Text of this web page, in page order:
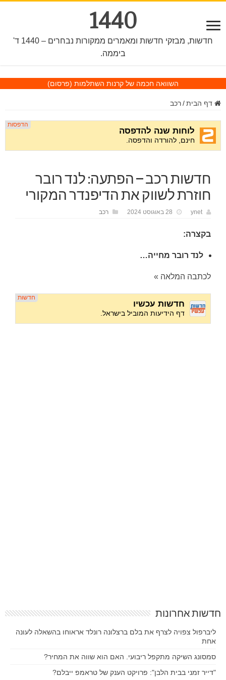
1440
חדשות, מבזקי חדשות ומאמרים ממקורות נבחרים – 1440 ד'
ביממה.
השוואה חכמה של קרנות השתלמות (פרסום)
דף הבית / רכב
חדשות רכב – הפתעה: לנד רובר
חוזרת לשווק את הדיפנדר המקורי
ynet 28 באוגוסט 2024 רכב
בקצרה:
לנד רובר מחייה…
לכתבה המלאה »
חדשות אחרונות
ליברפול צפויה לצרף את בלם ברצלונה רונלד אראוחו בהשאלה לעונה
אחת
סמסונג השיקה מתקפל ריבועי. האם הוא שווה את המחיר?
"דייר זמני בבית הלבן": פרויקט הענק של טראמפ ייבלם?